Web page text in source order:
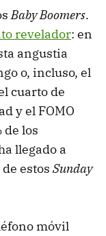
Baby Boomers.
revelador: en
angustia
o, incluso, el
cuarto de
y el FOMO
de los
llegado a
estos Sunday
móvil